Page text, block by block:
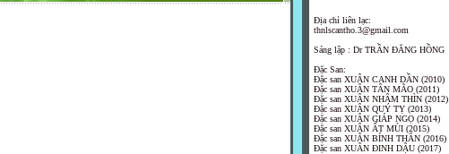
Địa chỉ liên lạc:
thnlscantho.3@gmail.com
Sáng lập : Dr TRẦN ĐĂNG HỒNG
Đặc San:
Đặc san XUÂN CANH DẦN (2010)
Đặc san XUÂN TÂN MÃO (2011)
Đặc san XUÂN NHÂM THÌN (2012)
Đặc san XUÂN QUÝ TỴ (2013)
Đặc san XUÂN GIÁP NGỌ (2014)
Đặc san XUÂN ẤT MÙI (2015)
Đặc san XUÂN BÍNH THÂN (2016)
Đặc san XUÂN ĐINH DẬU (2017)